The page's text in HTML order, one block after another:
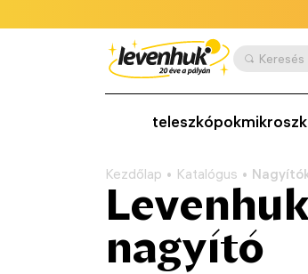
teleszkópok
Kezdőlap Katalógus
nagyító